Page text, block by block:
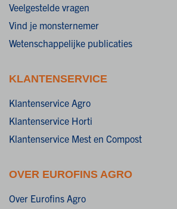
Veelgestelde vragen
Vind je monsternemer
Wetenschappelijke publicaties
KLANTENSERVICE
Klantenservice Agro
Klantenservice Horti
Klantenservice Mest en Compost
OVER EUROFINS AGRO
Over Eurofins Agro